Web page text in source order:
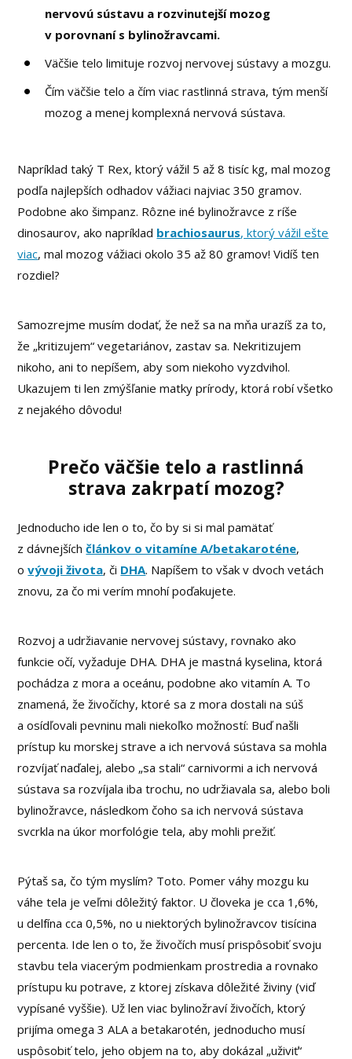
nervovú sústavu a rozvinutejší mozog
v porovnaní s bylinožravcami.
Väčšie telo limituje rozvoj nervovej sústavy a mozgu.
Čím väčšie telo a čím viac rastlinná strava, tým menší
mozog a menej komplexná nervová sústava.
Napríklad taký T Rex, ktorý vážil 5 až 8 tisíc kg, mal mozog
podľa najlepších odhadov vážiaci najviac 350 gramov.
Podobne ako šimpanz. Rôzne iné bylinožravce z ríše
dinosaurov, ako napríklad brachiosaurus, ktorý vážil ešte
viac, mal mozog vážiaci okolo 35 až 80 gramov! Vidíš ten
rozdiel?
Samozrejme musím dodať, že než sa na mňa urazíš za to,
že „kritizujem“ vegetariánov, zastav sa. Nekritizujem
nikoho, ani to nepíšem, aby som niekoho vyzdvihol.
Ukazujem ti len zmýšľanie matky prírody, ktorá robí všetko
z nejakého dôvodu!
Prečo väčšie telo a rastlinná
strava zakrpatí mozog?
Jednoducho ide len o to, čo by si si mal pamätať
z dávnejšíchčlánkov o vitamíne A/betakaroténe,
ovývoji života, či DHA. Napíšem to však v dvoch vetách
znovu, za čo mi verím mnohí poďakujete.
Rozvoj a udržiavanie nervovej sústavy, rovnako ako
funkcie očí, vyžaduje DHA. DHA je mastná kyselina, ktorá
pochádza z mora a oceánu, podobne ako vitamín A. To
znamená, že živočíchy, ktoré sa z mora dostali na súš
a osídľovali pevninu mali niekoľko možností: Buď našli
prístup ku morskej strave a ich nervová sústava sa mohla
rozvíjať naďalej, alebo „sa stali“ carnivormi a ich nervová
sústava sa rozvíjala iba trochu, no udržiavala sa, alebo boli
bylinožravce, následkom čoho sa ich nervová sústava
svcrkla na úkor morfológie tela, aby mohli prežiť.
Pýtaš sa, čo tým myslím? Toto. Pomer váhy mozgu ku
váhe tela je veľmi dôležitý faktor. U človeka je cca 1,6%,
u delfína cca 0,5%, no u niektorých bylinožravcov tisícina
percenta. Ide len o to, že živočích musí prispôsobiť svoju
stavbu tela viacerým podmienkam prostredia a rovnako
prístupu ku potrave, z ktorej získava dôležité živiny (viď
vypísané vyššie). Už len viac bylinožraví živočích, ktorý
prijíma omega 3 ALA a betakarotén, jednoducho musí
uspôsobiť telo, jeho objem na to, aby dokázal „uživiť“